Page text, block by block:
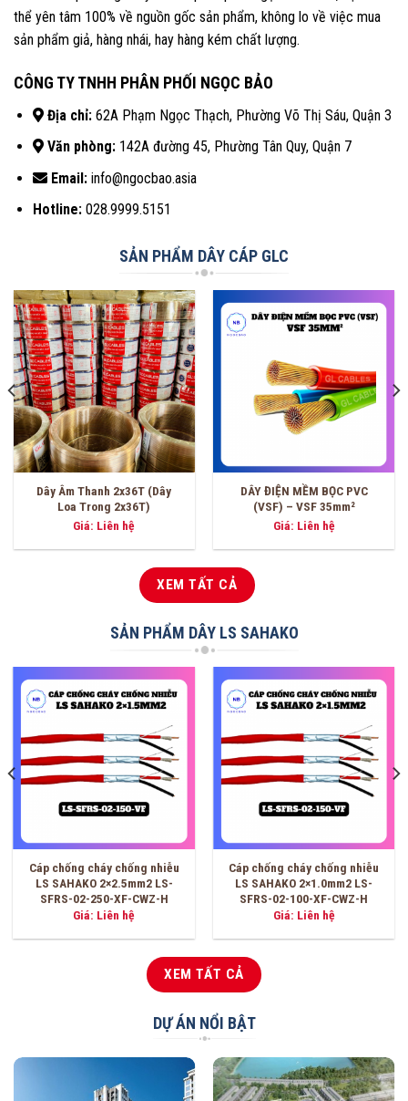
thể yên tâm 100% về nguồn gốc sản phẩm, không lo về việc mua
sản phẩm giả, hàng nhái, hay hàng kém chất lượng.
CÔNG TY TNHH PHÂN PHỐI NGỌC BẢO
Địa chỉ:62A Phạm Ngọc Thạch, Phường Võ Thị Sáu, Quận 3
Văn phòng:142A đường 45, Phường Tân Quy, Quận 7
Email:info@ngocbao.asia
Hotline: 028.9999.5151
SẢN PHẨM DÂY CÁP GLC
DÂY ĐIỆN MỀM BỌC PVC
(VSF) – VSF 16mm²
Giá: Liên hệ
DÂY ĐIỆN MỀM BỌC PVC
(VSF) – VSF 6.0mm²
Giá: Liên hệ
XEM TẤT CẢ
SẢN PHẨM DÂY LS SAHAKO
Cáp chống cháy chống nhiễu
2×1.5mm2 LS SAHAKO LS-
SFRS-02-150S-SZ-C
21,400
Cáp chống cháy chống nhiễu
2×1.0mm2 LS SAHAKO LS-
SFRS-02-100S-SZ-C
18,600₫ Giá
gốc
là:
18,100
tại
XEM TẤT CẢ
DỰ ÁN NỔI BẬT